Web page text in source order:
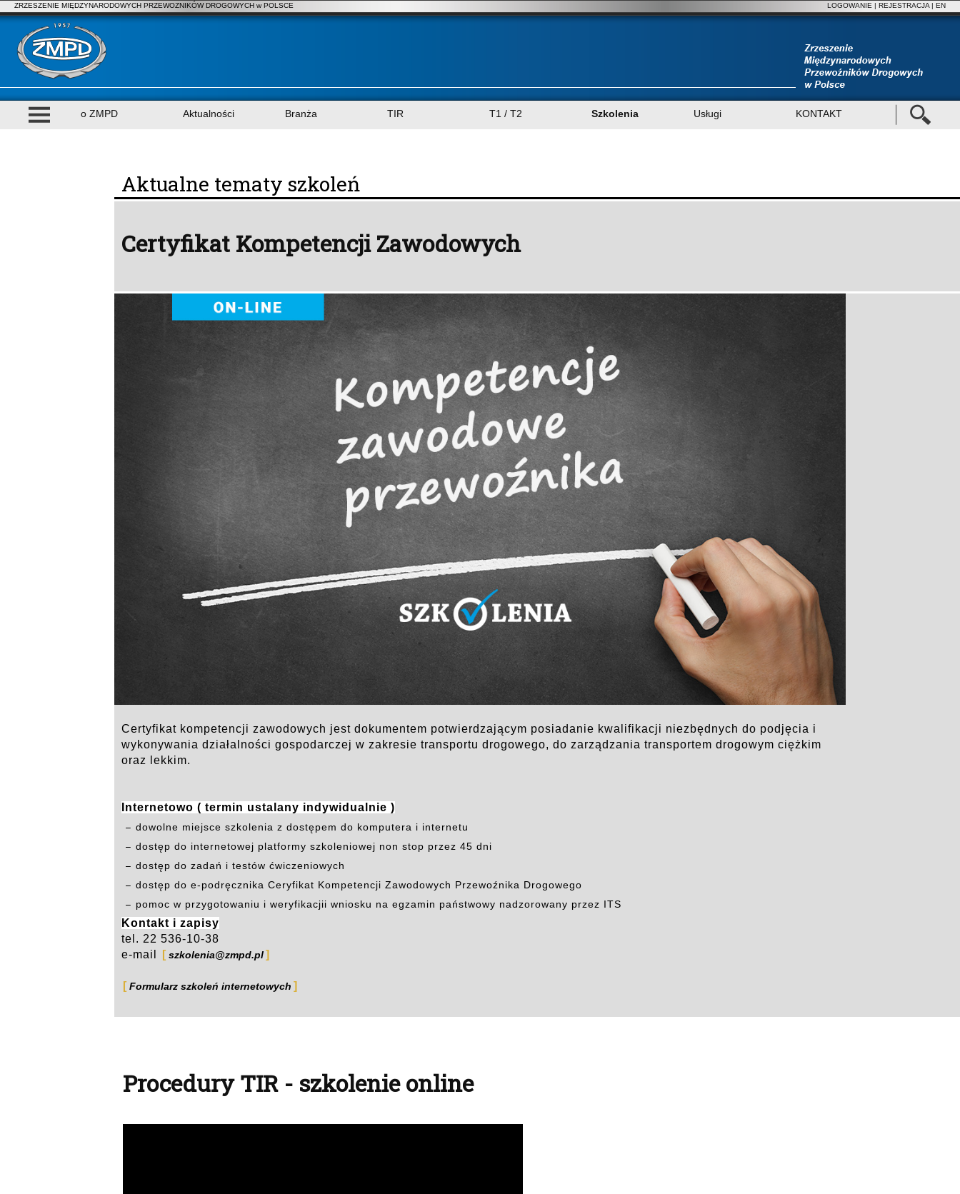
ZRZESZENIE MIĘDZYNARODOWYCH PRZEWOZNIKÓW DROGOWYCH w POLSCE LOGOWANIE | REJESTRACJA | EN
o ZMPD Aktualności Branża TIR T1 / T2 Szkolenia Usługi KONTAKT
Aktualne tematy szkoleń
Certyfikat Kompetencji Zawodowych
Certyfikat kompetencji zawodowych jest dokumentem potwierdzającym posiadanie kwalifikacji niezbędnych do podjęcia i
wykonywania działalności gospodarczej w zakresie transportu drogowego, do zarządzania transportem drogowym ciężkim
oraz lekkim.
Internetowo ( termin ustalany indywidualnie )
dowolne miejsce szkolenia z dostępem do komputera i internetu
dostęp do internetowej platformy szkoleniowej non stop przez 45 dni
dostęp do zadań i testów ćwiczeniowych
dostęp do e-podręcznika Ceryfikat Kompetencji Zawodowych Przewoźnika Drogowego
pomoc w przygotowaniu i weryfikacjii wniosku na egzamin państwowy nadzorowany przez ITS
Kontakt i zapisy
tel. 22 536-10-38
e-mail
szkolenia@zmpd.pl
Formularz szkoleń internetowych
Procedury TIR - szkolenie online